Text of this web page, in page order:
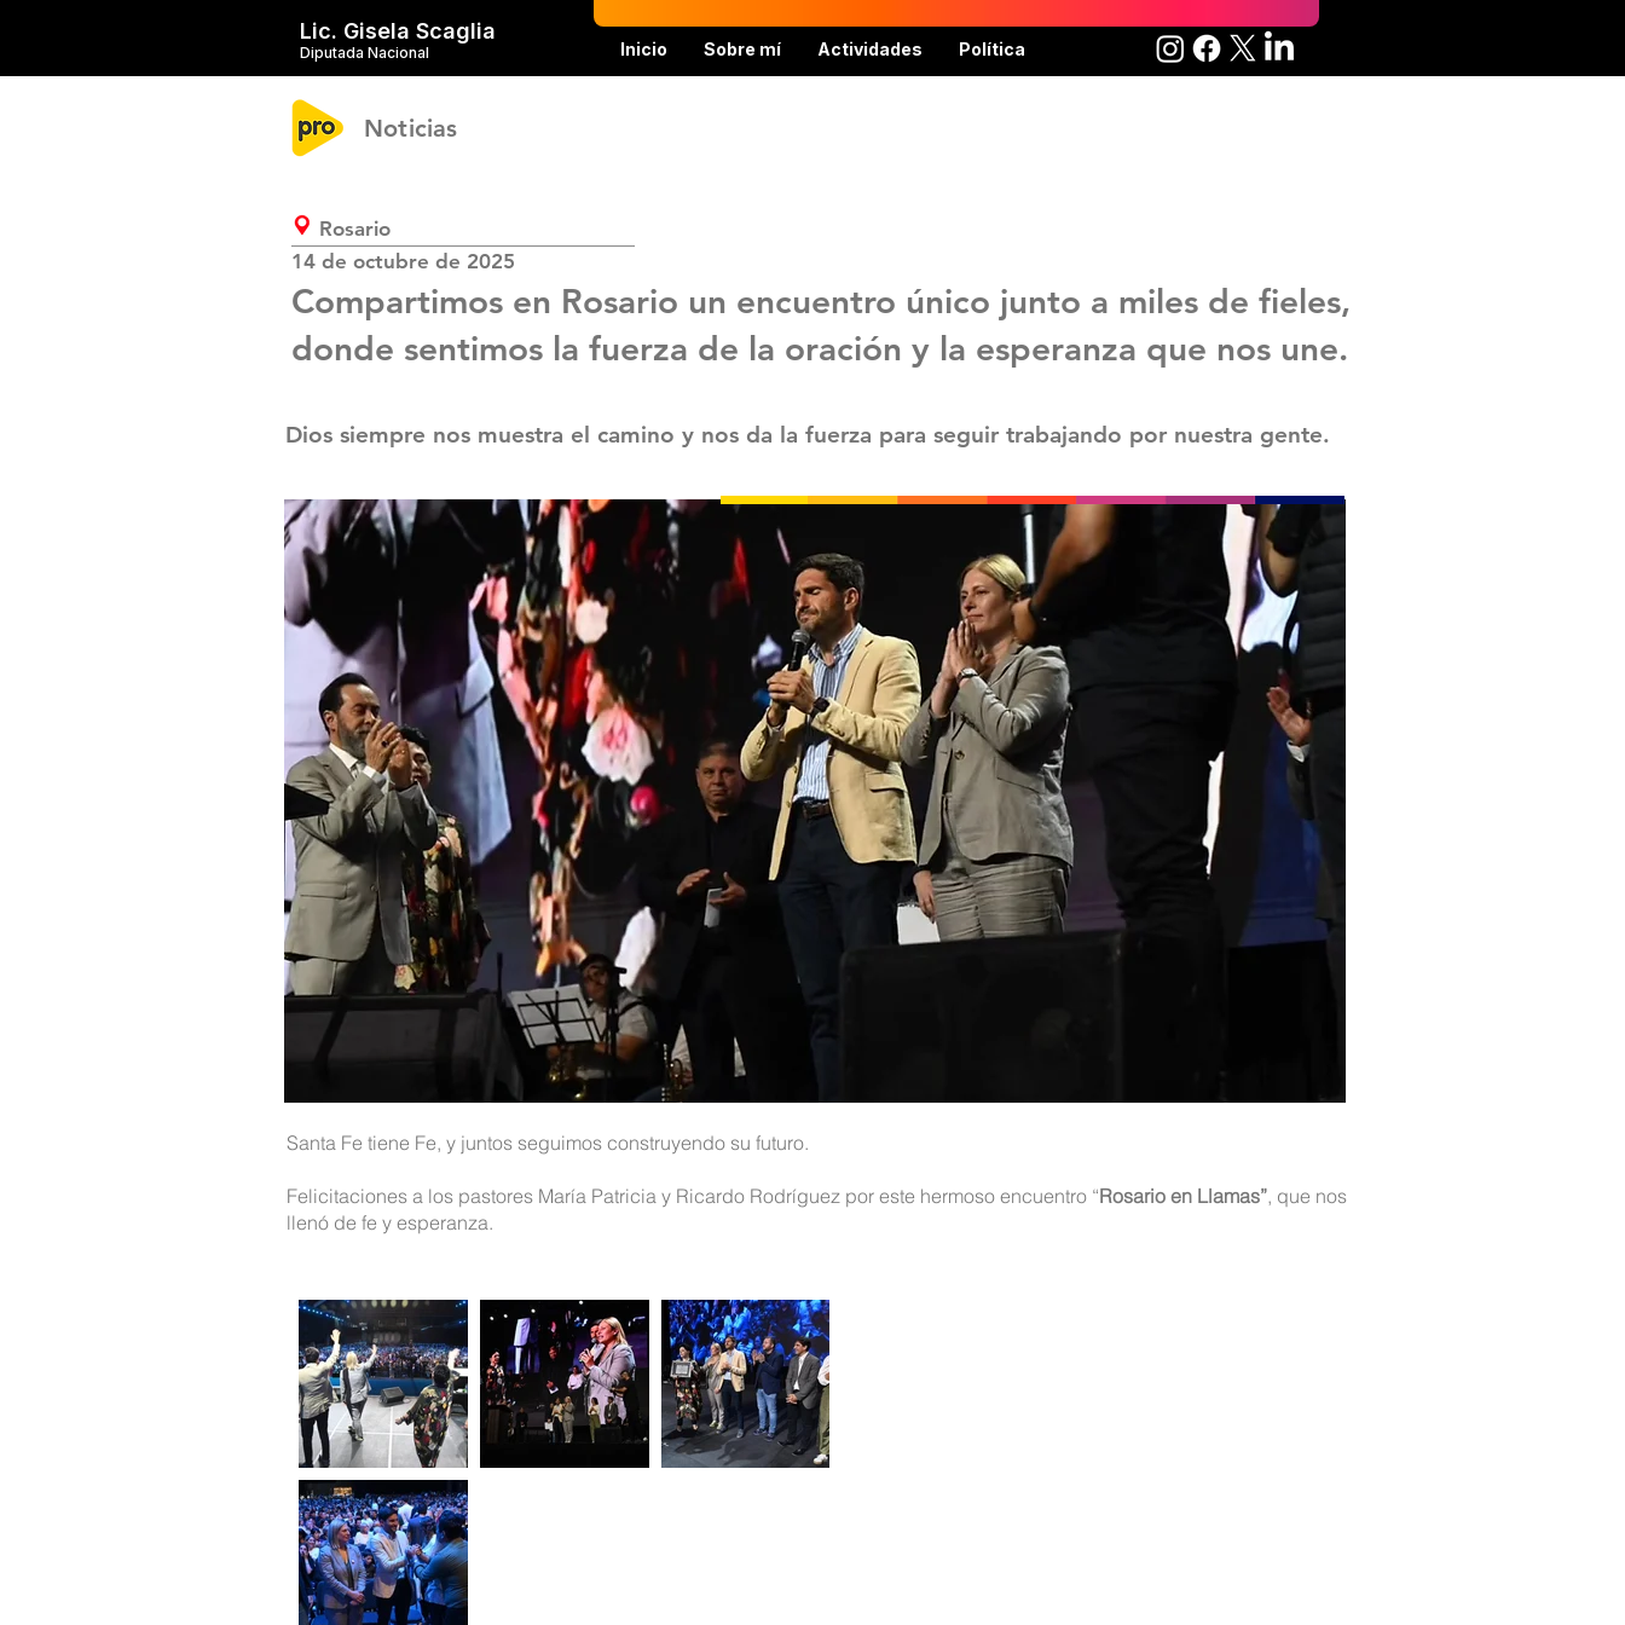
Diputada Nacional
Lic. Gisela Scaglia
Inicio Sobre mí Actividades Política
Noticias
Rosario
14 de octubre de 2025
Compartimos en Rosario un encuentro único junto a miles de fieles,
donde sentimos la fuerza de la oración y la esperanza que nos une.
Dios siempre nos muestra el camino y nos da la fuerza para seguir trabajando por nuestra gente.
Santa Fe tiene Fe, y juntos seguimos construyendo su futuro.
Felicitaciones a los pastores María Patricia y Ricardo Rodríguez por este hermoso encuentro “Rosario en Llamas”, que nos
llenó de fe y esperanza.